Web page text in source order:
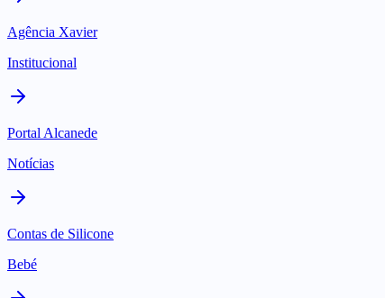
Agência Xavier
Institucional
Portal Alcanede
Notícias
Contas de Silicone
Bebé